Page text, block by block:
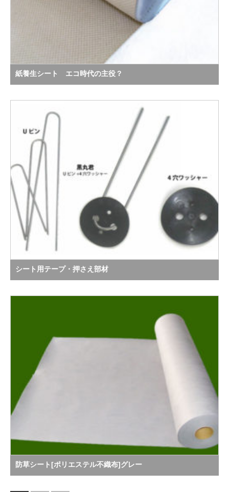
紙養生シート エコ時代の主役？
シート用テープ・押さえ部材
防草シート[ポリエステル不織布]グレー